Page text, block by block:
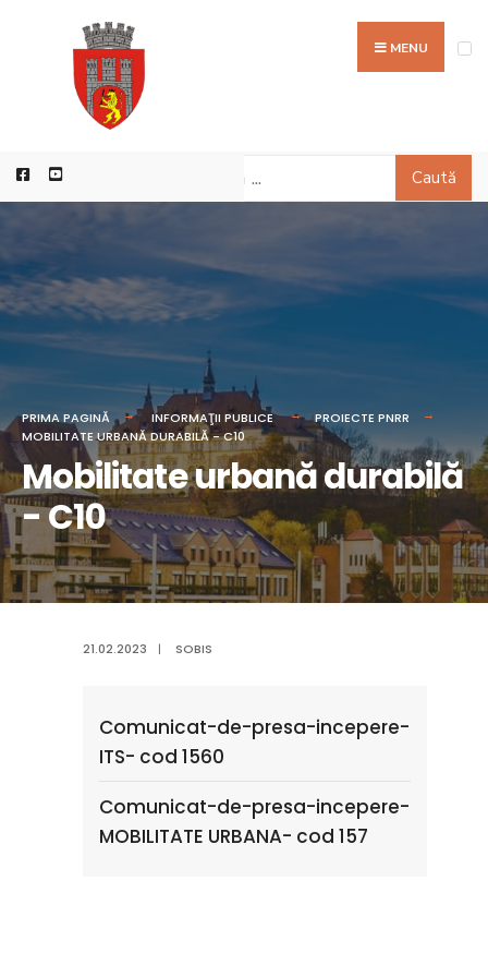
MENU
Caută
PRIMA PAGINĂ INFORMAŢII PUBLICE
PROIECTE PNRR
MOBILITATE URBANĂ DURABILĂ - C10
Mobilitate urbană durabilă
- C10
21.02.2023 | SOBIS
Comunicat-de-presa-incepere-
ITS- cod 1560
Comunicat-de-presa-incepere-
MOBILITATE URBANA- cod 157